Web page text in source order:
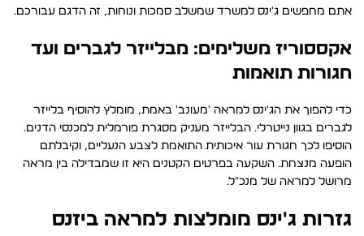
אתם מחפשים ג'ינס למשרד שמשלב סמכות ונוחות, זה הדגם עבורכם.
אקססוריז משלימים: מבלייזר לגברים ועד
חגורות תואמות
כדי להפוך את הג'ינס למראה 'מעונב' באמת, מומלץ להוסיף בלייזר
לגברים בגוון נייטרלי. הבלייזר מעניק מסגרת פורמלית למכנסי הדנים.
הוסיפו לכך חגורת עור איכותית התואמת לצבע הנעליים, וקיבלתם
הופעה מנצחת. השקעה בפרטים הקטנים היא זו שמבדילה בין מראה
מרושל למראה של מנכ״ל.
גזרות ג'ינס מומלצות למראה ביזנס